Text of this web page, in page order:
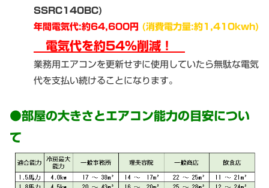
SSRC140BC)
年間電気代:約64,600円 (消費電力量:約1,410kwh)
電気代を約54%削減！
業務用エアコンを更新せずに使用していたら無駄な電気
代を支払い続けることになります。
●部屋の大きさとエアコン能力の目安につい
て